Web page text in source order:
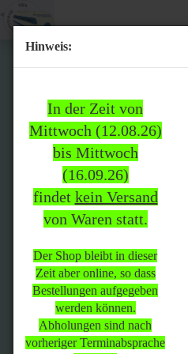
Hinweis:
In der Zeit von
Mittwoch (12.08.26)
bis Mittwoch
(16.09.26)
findet kein Versand
von Waren statt.
Der Shop bleibt in dieser
Zeit aber online, so dass
Bestellungen aufgegeben
werden können.
Abholungen sind nach
vorheriger Terminabsprache
Bitte
beachten:
In der Zeit von Mittwoch
(12.08.26) bis Mittwoch
(16.09.26)
statt.
Der Shop bleibt in dieser Zeit
aber online, so dass
Bestellungen aufgegeben
werden können.